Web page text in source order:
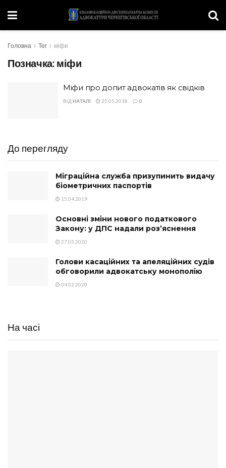
Головна Тег міфи
Позначка: міфи
Міфи про допит адвокатів як свідків
ВІД НАТАЛІ 25.05.2018 0
До перегляду
Міграційна служба призупинить видачу
біометричних паспортів
15.04.2019
Основні зміни нового податкового
Закону: у ДПС надали роз’яснення
27.05.2020
Голови касаційних та апеляційних судів
обговорили адвокатську монополію
04.03.2020
На часі